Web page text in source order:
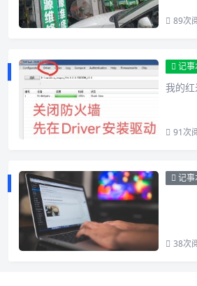
89次
记事
我的
91次
记事
38次